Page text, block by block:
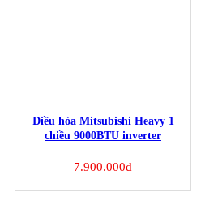
Điều hòa Mitsubishi Heavy 1
chiều 9000BTU inverter
7.900.000₫